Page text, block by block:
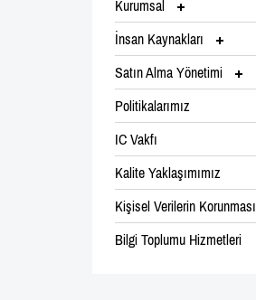
Kurumsal
İnsan Kaynakları
Satın Alma Yönetimi
Politikalarımız
IC Vakfı
Kalite Yaklaşımımız
Kişisel Verilerin Korunması
Bilgi Toplumu Hizmetleri